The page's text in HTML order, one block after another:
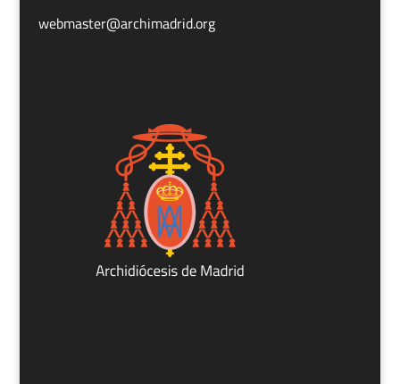
webmaster@archimadrid.org